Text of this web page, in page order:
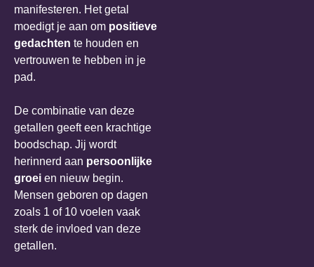
manifesteren. Het getal
moedigt je aan om positieve
gedachten te houden en
vertrouwen te hebben in je
pad.
De combinatie van deze
getallen geeft een krachtige
boodschap. Jij wordt
herinnerd aan persoonlijke
groei en nieuw begin.
Mensen geboren op dagen
zoals 1 of 10 voelen vaak
sterk de invloed van deze
getallen.